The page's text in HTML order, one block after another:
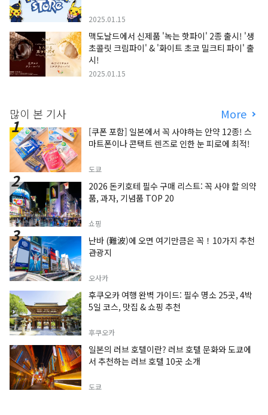
2025.01.15
맥도날드에서 신제품 '녹는 핫파이' 2종 출시! '생
초콜릿 크림파이' & '화이트 초코 밀크티 파이' 출
시!
2025.01.15
많이 본 기사 More
[쿠폰 포함] 일본에서 꼭 사야하는 안약 12종! 스
마트폰이나 콘택트 렌즈로 인한 눈 피로에 최적!
도쿄
2026 돈키호테 필수 구매 리스트: 꼭 사야 할 의약
품, 과자, 기념품 TOP 20
쇼핑
난바 (難波)에 오면 여기만큼은 꼭！10가지 추천
관광지
오사카
후쿠오카 여행 완벽 가이드: 필수 명소 25곳, 4박
5일 코스, 맛집 & 쇼핑 추천
후쿠오카
일본의 러브 호텔이란? 러브 호텔 문화와 도쿄에
서 추천하는 러브 호텔 10곳 소개
도쿄